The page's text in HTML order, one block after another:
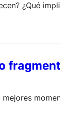
¿Qué
mejores